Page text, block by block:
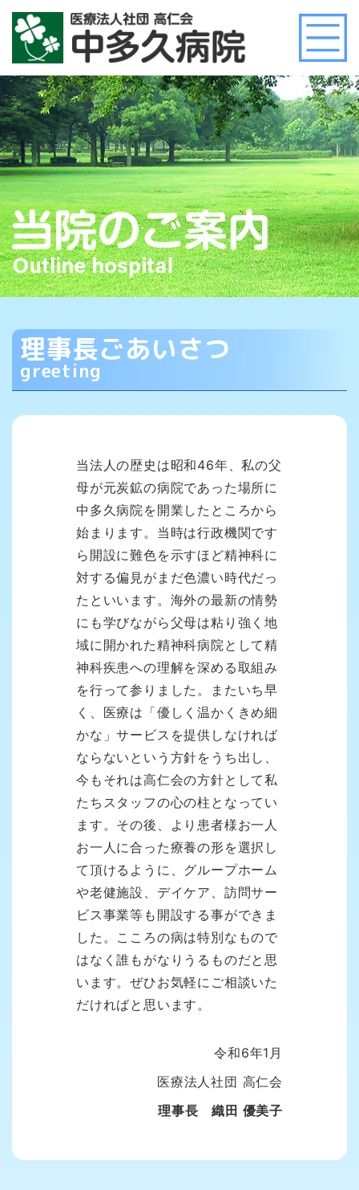
理事長ごあいさつ
greeting
当法人の歴史は昭和46年、私の父
母が元炭鉱の病院であった場所に
中多久病院を開業したところから
始まります。当時は行政機関です
ら開設に難色を示すほど精神科に
対する偏見がまだ色濃い時代だっ
たといいます。海外の最新の情勢
にも学びながら父母は粘り強く地
域に開かれた精神科病院として精
神科疾患への理解を深める取組み
を行って参りました。またいち早
く、医療は「優しく温かくきめ細
かな」サービスを提供しなければ
ならないという方針をうち出し、
今もそれは高仁会の方針として私
たちスタッフの心の柱となってい
ます。その後、より患者様お一人
お一人に合った療養の形を選択し
て頂けるように、グループホーム
や老健施設、デイケア、訪問サー
ビス事業等も開設する事ができま
した。こころの病は特別なもので
はなく誰もがなりうるものだと思
います。ぜひお気軽にご相談いた
だければと思います。
令和6年1月
医療法人社団 高仁会
理事長 織田 優美子